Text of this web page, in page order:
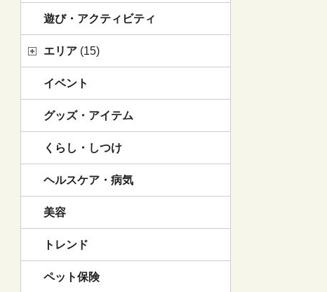
遊び・アクティビティ
エリア (15)
イベント
グッズ・アイテム
くらし・しつけ
ヘルスケア・病気
美容
トレンド
ペット保険